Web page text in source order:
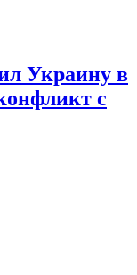
Украину в
с